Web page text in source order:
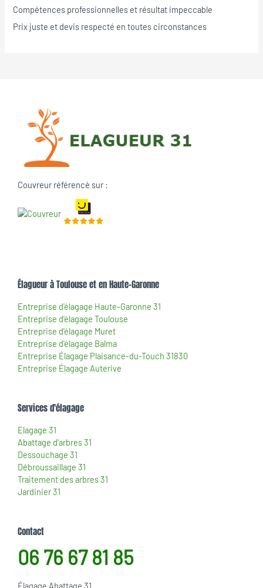
Compétences professionnelles et résultat impeccable
Prix juste et devis respecté en toutes circonstances
Couvreur référencé sur :
Élagueur à Toulouse et en Haute-Garonne
Entreprise d'élagage Haute-Garonne 31
Entreprise d'élagage Toulouse
Entreprise d'élagage Muret
Entreprise d'élagage Balma
Entreprise Élagage Plaisance-du-Touch 31830
Entreprise Élagage Auterive
Services d'élagage
Elagage 31
Abattage d'arbres 31
Dessouchage 31
Débroussaillage 31
Traitement des arbres 31
Jardinier 31
Contact
06 76 67 81 85
Élagage Abattage 31